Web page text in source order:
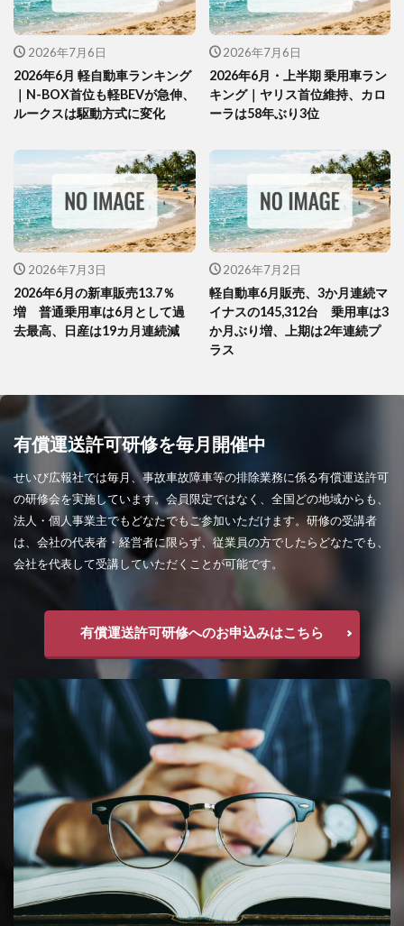
2026年7月6日
2026年6月 軽自動車ランキング
｜N-BOX首位も軽BEVが急伸、
ルークスは駆動方式に変化
2026年7月6日
2026年6月・上半期 乗用車ラン
キング｜ヤリス首位維持、カロ
ーラは58年ぶり3位
2026年7月3日
2026年6月の新車販売13.7％
増 普通乗用車は6月として過
去最高、日産は19カ月連続減
2026年7月2日
軽自動車6月販売、3か月連続マ
イナスの145,312台 乗用車は3
か月ぶり増、上期は2年連続プ
ラス
有償運送許可研修を毎月開催中
せいび広報社では毎月、事故車故障車等の排除業務に係る有償運送許可
の研修会を実施しています。会員限定ではなく、全国どの地域からも、
法人・個人事業主でもどなたでもご参加いただけます。研修の受講者
は、会社の代表者・経営者に限らず、従業員の方でしたらどなたでも、
会社を代表して受講していただくことが可能です。
有償運送許可研修へのお申込みはこちら